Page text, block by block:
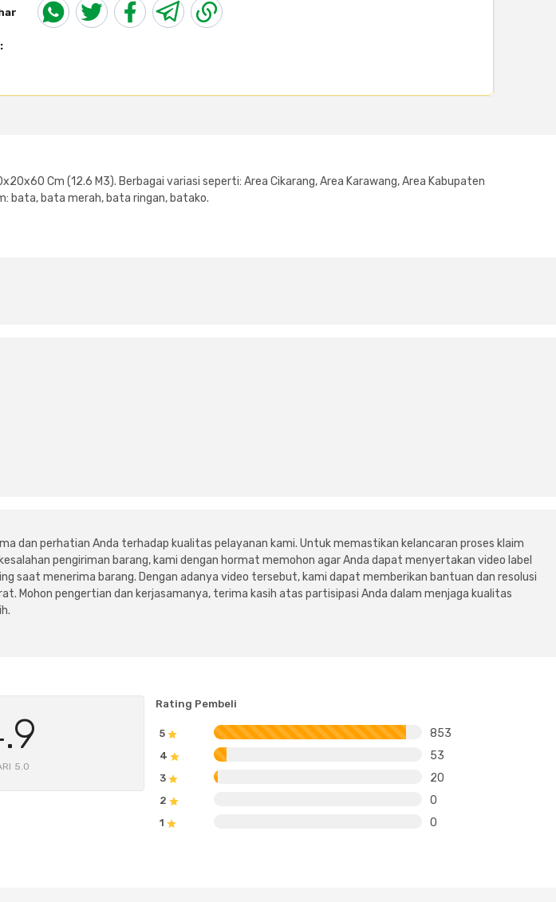
Cm (12.6 M3). Berbagai variasi seperti: Area Cikarang, Area Karawang, Area Kabupaten
bata, bata merah, bata ringan, batako.
dan perhatian Anda terhadap kualitas pelayanan kami. Untuk memastikan kelancaran proses klaim
pengiriman barang, kami dengan hormat memohon agar Anda dapat menyertakan video label
saat menerima barang. Dengan adanya video tersebut, kami dapat memberikan bantuan dan resolusi
Mohon pengertian dan kerjasamanya, terima kasih atas partisipasi Anda dalam menjaga kualitas
5.0
Rating Pembeli
5 853
4 53
3 20
2 0
1 0